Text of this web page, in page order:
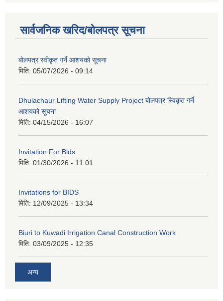
सार्वजनिक खरिद/बोलपत्र सूचना
बोलपत्र स्वीकृत गर्ने आशयको सूचना
मिति: 05/07/2026 - 09:14
Dhulachaur Lifting Water Supply Project बोलपत्र स्विकृत गर्ने
आशयको सूचना
मिति: 04/15/2026 - 16:07
Invitation For Bids
मिति: 01/30/2026 - 11:01
Invitations for BIDS
मिति: 12/09/2025 - 13:34
Biuri to Kuwadi Irrigation Canal Construction Work
मिति: 03/09/2025 - 12:35
अन्य